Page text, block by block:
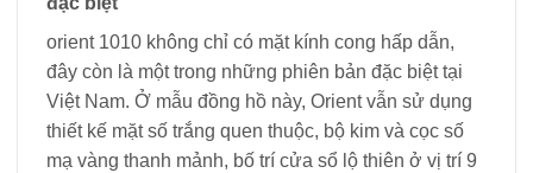
orient 1010 không chỉ có mặt kính cong hấp dẫn,
đây còn là một trong những phiên bản đặc biệt tại
Việt Nam. Ở mẫu đồng hồ này, Orient vẫn sử dụng
thiết kế mặt số trắng quen thuộc, bộ kim và cọc số
mạ vàng thanh mảnh, bố trí cửa sổ lộ thiên ở vị trí 9